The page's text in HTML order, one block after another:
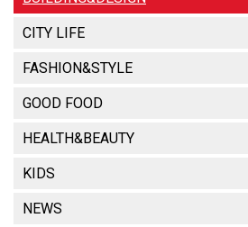
CITY LIFE
FASHION&STYLE
GOOD FOOD
HEALTH&BEAUTY
KIDS
NEWS